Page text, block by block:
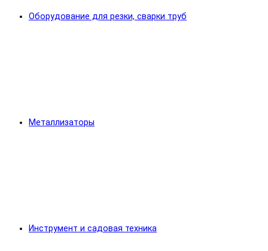
Оборудование для резки, сварки труб
Металлизаторы
Инструмент и садовая техника